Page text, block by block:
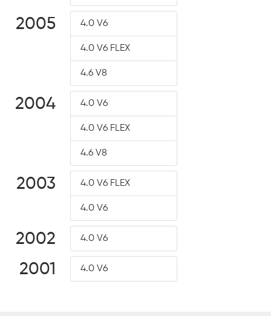
2005 4.0 V6
4.0 V6 FLEX
4.6 V8
2004 4.0 V6
4.0 V6 FLEX
4.6 V8
2003 4.0 V6 FLEX
4.0 V6
2002 4.0 V6
2001 4.0 V6